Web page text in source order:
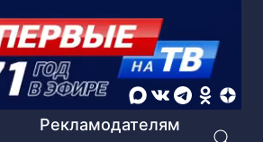
Рекламодателям